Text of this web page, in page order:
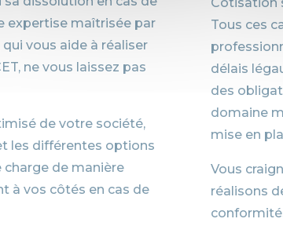
expertise maîtrisée par
qui vous aide à réaliser
ne vous laissez pas
de votre société,
les différentes options
de manière
à vos côtés en cas de
Tous ces
délais
des
domaine
mise en
Vous
réalisons